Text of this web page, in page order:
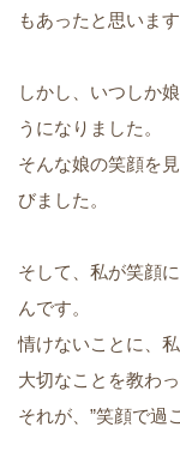
もあったと思いま
しかし、いつしか
うになりました。
そんな娘の笑顔を
びました。
そして、私が笑顔
んです。
情けないことに、
大切なことを教わ
それが、”笑顔で過